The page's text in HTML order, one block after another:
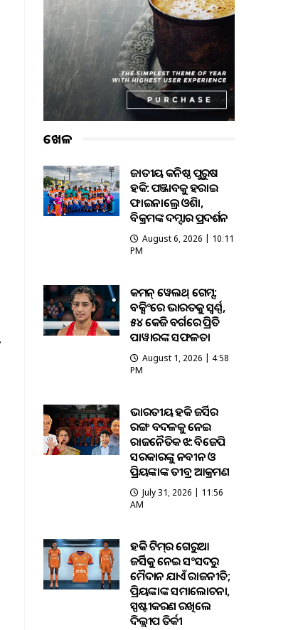
ଖେଳ
ଜାତୀୟ କନିଷ୍ଠ ପୁରୁଷ
ହକି: ପଞ୍ଜାବକୁ ହରାଇ
ଫାଇନାଲ୍ରେ ଓଡ଼ିଶା,
ବିକ୍ରମଙ୍କ ଦମ୍ଦାର ପ୍ରଦର୍ଶନ
August 6, 2026 | 10:11
PM
କମନ୍ ୱେଲଥ୍ ଗେମ୍ସ:
ବକ୍ସିଂରେ ଭାରତକୁ ସ୍ବର୍ଣ୍ଣ,
୫୪ କେଜି ବର୍ଗରେ ପ୍ରିତି
ପାୱାରଙ୍କ ସଫଳତା
August 1, 2026 | 4:58
PM
ଭାରତୀୟ ହକି ଜର୍ସିର
ରଙ୍ଗ ବଦଳକୁ ନେଇ
ରାଜନୈତିକ ଝଡ଼: ବିଜେପି
ସରକାରଙ୍କୁ ନବୀନ ଓ
ପ୍ରିୟଙ୍କାଙ୍କ ତୀବ୍ର ଆକ୍ରମଣ
July 31, 2026 | 11:56
AM
ହକି ଟିମ୍‌ର ଗେରୁଆ
ଜର୍ସିକୁ ନେଇ ସଂସଦରୁ
ମୈଦାନ ଯାଏଁ ରାଜନୀତି;
ପ୍ରିୟଙ୍କାଙ୍କ ସମାଲୋଚନା,
ସ୍ପଷ୍ଟୀକରଣ ରଖିଲେ
ଦିଲ୍ଲୀପ ତିର୍କୀ